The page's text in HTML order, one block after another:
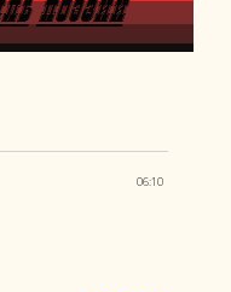
06:10